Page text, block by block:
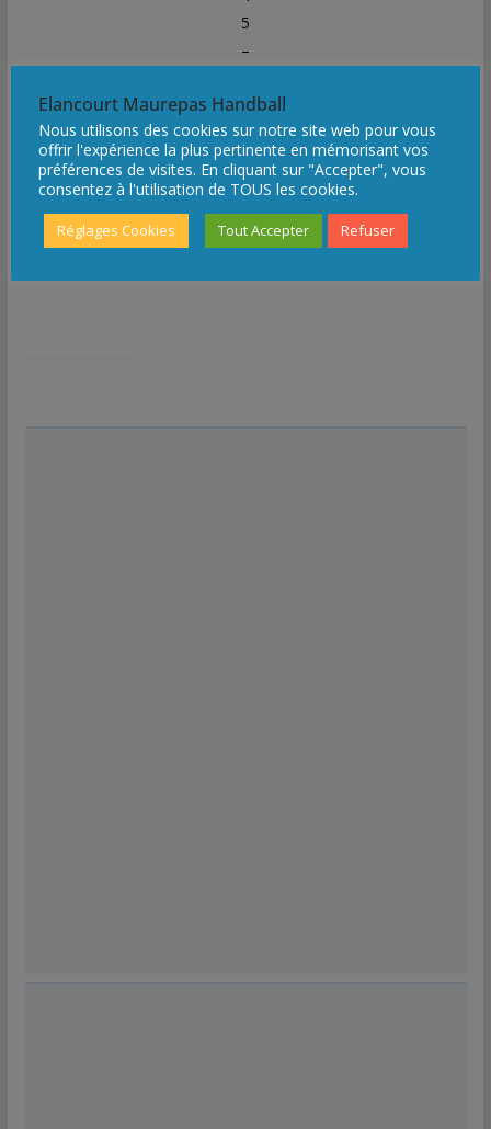
5
–
9
h
3
0
Elancourt Maurepas Handball
Nous utilisons des cookies sur notre site web pour vous
offrir l'expérience la plus pertinente en mémorisant vos
préférences de visites. En cliquant sur "Accepter", vous
consentez à l'utilisation de TOUS les cookies.
Réglages Cookies Tout Accepter Refuser